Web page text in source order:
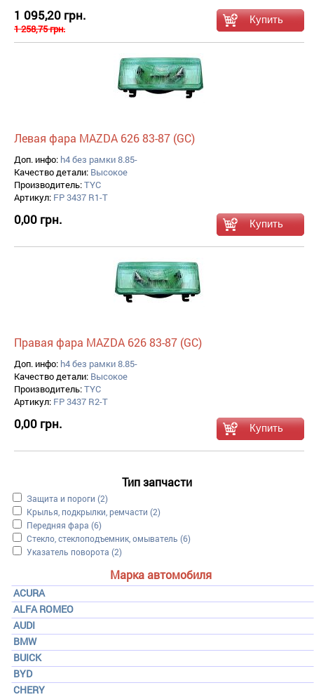
Тип запчасти
Apply Защита и пороги filter
Защита и пороги (2)
Apply Крылья, подкрылки, ремчасти filter
Крылья, подкрылки, ремчасти (2)
Apply Передняя фара filter
Передняя фара (6)
Apply Стекло, стеклоподъемник, омыватель filter
Стекло, стеклоподъемник, омыватель (6)
Apply Указатель поворота filter
Указатель поворота (2)
Марка автомобиля
ACURA
ALFA ROMEO
AUDI
BMW
BUICK
BYD
CHERY
1 095,20 грн.
1 258,75 грн.
Левая фара MAZDA 626 83-87 (GC)
Доп. инфо: h4 без рамки 8.85-
Качество детали: Высокое
Производитель:TYC
Артикул: FP 3437 R1-T
0,00 грн.
Правая фара MAZDA 626 83-87 (GC)
Доп. инфо: h4 без рамки 8.85-
Качество детали: Высокое
Производитель:TYC
Артикул: FP 3437 R2-T
0,00 грн.